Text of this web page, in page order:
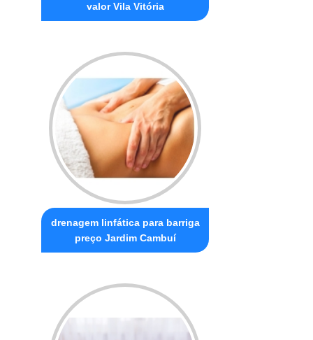
valor Vila Vitória
drenagem linfática para barriga
preço Jardim Cambuí